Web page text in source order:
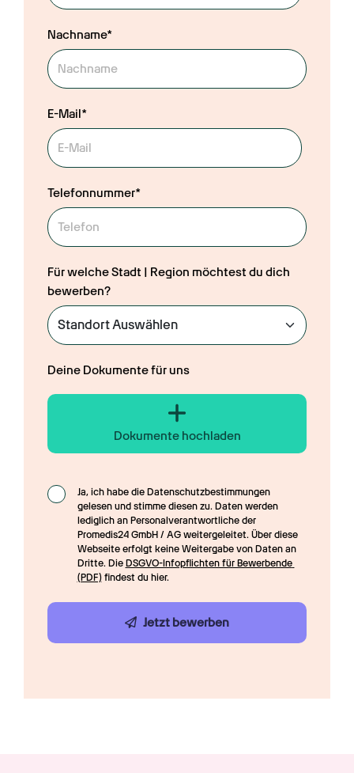
Nachname*
E-Mail*
Telefonnummer*
Für welche Stadt | Region möchtest du dich
bewerben?
Deine Dokumente für uns
Dokumente hochladen
Ja, ich habe die Datenschutzbestimmungen
gelesen und stimme diesen zu. Daten werden
lediglich an Personalverantwortliche der
Promedis24 GmbH / AG weitergeleitet. Über diese
Webseite erfolgt keine Weitergabe von Daten an
Dritte. Die DSGVO-Infopflichten für Bewerbende
(PDF) findest du hier.
Jetzt bewerben